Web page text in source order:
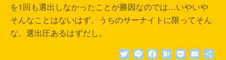
を1回も選出しなかったことが勝因なのでは…いやいや
そんなことはないはず。うちのサーナイトに限ってそん
な。選出圧あるはずだし。
T
L
F
H
P
E